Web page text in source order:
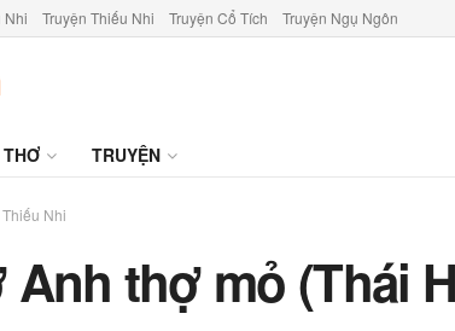
Nhi Truyện Thiếu Nhi Truyện Cổ Tích Truyện Ngụ Ngôn
THƠ TRUYỆN
Nhi
Anh thợ mỏ (Thái